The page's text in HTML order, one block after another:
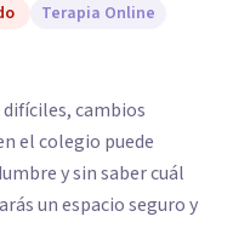
Terapia Online
cambios
el colegio puede
y sin saber cuál
un espacio seguro y